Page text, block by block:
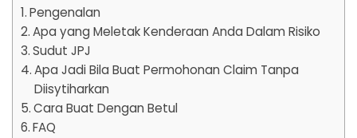
Pengenalan
Apa yang Meletak Kenderaan Anda Dalam Risiko
Sudut JPJ
Apa Jadi Bila Buat Permohonan Claim Tanpa
Diisytiharkan
Cara Buat Dengan Betul
FAQ